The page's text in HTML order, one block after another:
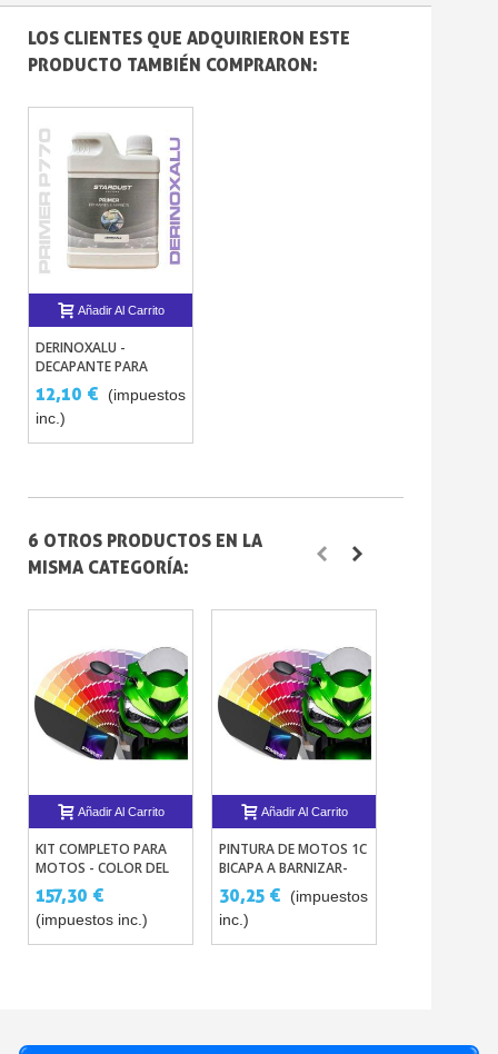
LOS CLIENTES QUE ADQUIRIERON ESTE
PRODUCTO TAMBIÉN COMPRARON:
Añadir Al Carrito
DERINOXALU -
DECAPANTE PARA
METALES NO
FERROSOS P770
12,10 €
(impuestos
inc.)
6 OTROS PRODUCTOS EN LA
MISMA CATEGORÍA:
Añadir Al Carrito
KIT COMPLETO PARA
MOTOS - COLOR DEL
FABRICANTE
157,30 €
(impuestos inc.)
Añadir Al Carrito
PINTURA DE MOTOS 1C
BICAPA A BARNIZAR-
TODO CODIGOS DE
COLORES
30,25 €
(impuestos
inc.)